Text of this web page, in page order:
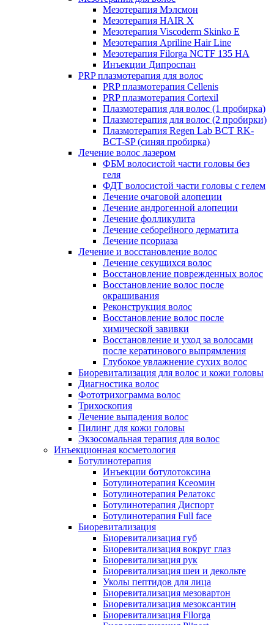
Мезотерапия Мэлсмон
Мезотерапия HAIR X
Мезотерапия Viscoderm Skinko E
Мезотерапия Apriline Hair Line
Мезотерапия Filorga NCTF 135 HA
Инъекции Дипроспан
PRP плазмотерапия для волос
PRP плазмотерапия Cellenis
PRP плазмотерапия Cortexil
Плазмотерапия для волос (1 пробирка)
Плазмотерапия для волос (2 пробирки)
Плазмотерапия Regen Lab BCT RK-
BCT-SP (синяя пробирка)
Лечение волос лазером
ФБМ волосистой части головы без
геля
ФДТ волосистой части головы с гелем
Лечение очаговой алопеции
Лечение андрогенной алопеции
Лечение фолликулита
Лечение себорейного дерматита
Лечение псориаза
Лечение и восстановление волос
Лечение секущихся волос
Восстановление поврежденных волос
Восстановление волос после
окрашивания
Реконструкция волос
Восстановление волос после
химической завивки
Восстановление и уход за волосами
после кератинового выпрямления
Глубокое увлажнение сухих волос
Биоревитализация для волос и кожи головы
Диагностика волос
Фототрихограмма волос
Трихоскопия
Лечение выпадения волос
Пилинг для кожи головы
Экзосомальная терапия для волос
Инъекционная косметология
Ботулинотерапия
Инъекции ботулотоксина
Ботулинотерапия Ксеомин
Ботулинотерапия Релатокс
Ботулинотерапия Диспорт
Ботулинотерапия Full face
Биоревитализация
Биоревитализация губ
Биоревитализация вокруг глаз
Биоревитализация рук
Биоревитализация шеи и декольте
Уколы пептидов для лица
Биоревитализация мезовартон
Биоревитализация мезоксантин
Биоревитализация Filorga